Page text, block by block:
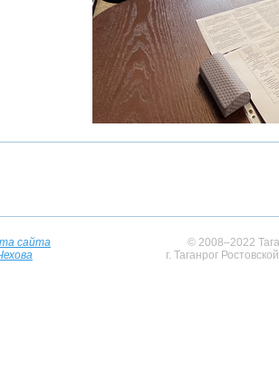
сайта
© 2008–2022
г. Таганрог